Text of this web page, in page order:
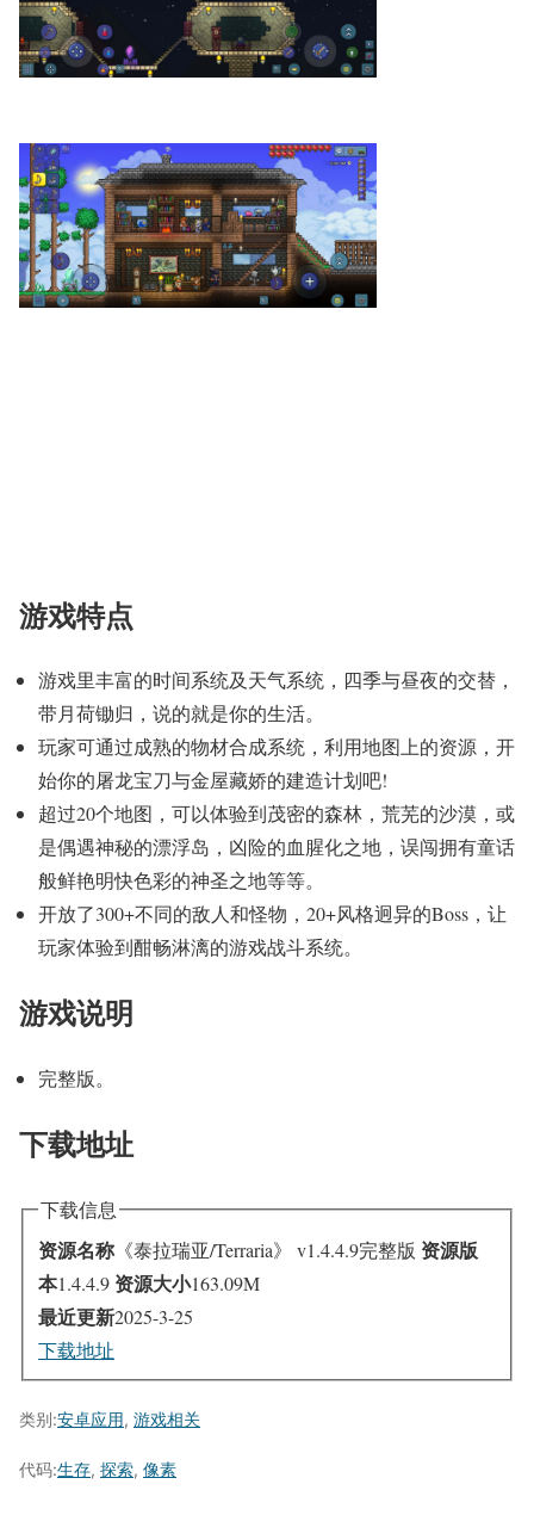
游戏特点
游戏里丰富的时间系统及天气系统，四季与昼夜的交替，
带月荷锄归，说的就是你的生活。
玩家可通过成熟的物材合成系统，利用地图上的资源，开
始你的屠龙宝刀与金屋藏娇的建造计划吧!
超过20个地图，可以体验到茂密的森林，荒芜的沙漠，或
是偶遇神秘的漂浮岛，凶险的血腥化之地，误闯拥有童话
般鲜艳明快色彩的神圣之地等等。
开放了300+不同的敌人和怪物，20+风格迥异的Boss，让
玩家体验到酣畅淋漓的游戏战斗系统。
游戏说明
完整版。
下载地址
下载信息
资源名称 《泰拉瑞亚/Terraria》 v1.4.4.9完整版 资源版
本1.4.4.9 资源大小163.09M
最近更新2025-3-25
下载地址
类别:安卓应用, 游戏相关
代码:生存, 探索, 像素